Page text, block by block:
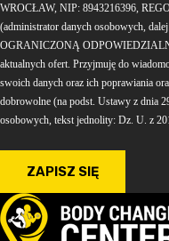
WROCŁAW, NIP: 8943216396,
(administrator danych osobowych,
OGRANICZONĄ
aktualnych ofert. Przyjmuję do
swoich danych oraz ich poprawiania
dobrowolne (na podst. Ustawy z dnia
osobowych, tekst jednolity: Dz. U. z